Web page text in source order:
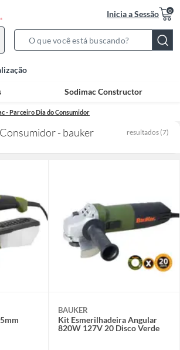
Inicia a Sessão 0
Search
Bar
Sodimac Constructor
- Parceiro Dia do Consumidor
Consumidor - bauker resultados (7)
BAUKER
Kit Esmerilhadeira Angular
820W 127V 20 Disco Verde